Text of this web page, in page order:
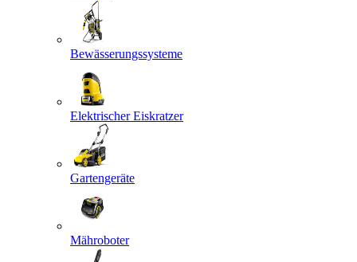
Bewässerungssysteme
Elektrischer Eiskratzer
Gartengeräte
Mähroboter